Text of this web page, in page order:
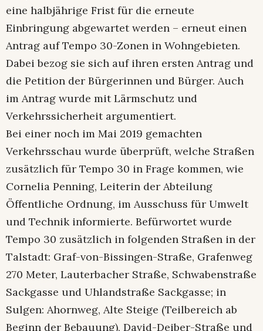
eine halbjährige Frist für die erneute
Einbringung abgewartet werden – erneut einen
Antrag auf Tempo 30-Zonen in Wohngebieten.
Dabei bezog sie sich auf ihren ersten Antrag und
die Petition der Bürgerinnen und Bürger. Auch
im Antrag wurde mit Lärmschutz und
Verkehrssicherheit argumentiert.
Bei einer noch im Mai 2019 gemachten
Verkehrsschau wurde überprüft, welche Straßen
zusätzlich für Tempo 30 in Frage kommen, wie
Cornelia Penning, Leiterin der Abteilung
Öffentliche Ordnung, im Ausschuss für Umwelt
und Technik informierte. Befürwortet wurde
Tempo 30 zusätzlich in folgenden Straßen in der
Talstadt: Graf-von-Bissingen-Straße, Grafenweg
270 Meter, Lauterbacher Straße, Schwabenstraße
Sackgasse und Uhlandstraße Sackgasse; in
Sulgen: Ahornweg, Alte Steige (Teilbereich ab
Beginn der Bebauung), David-Deiber-Straße und